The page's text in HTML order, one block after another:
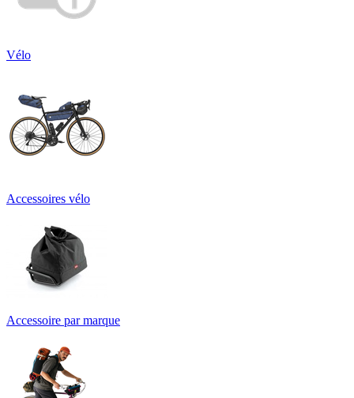
Vélo
Accessoires vélo
Accessoire par marque